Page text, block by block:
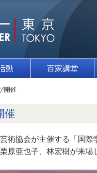
動 百家講堂
開催
催
術協会が主催する「国
原亜也子、林宏樹が来場